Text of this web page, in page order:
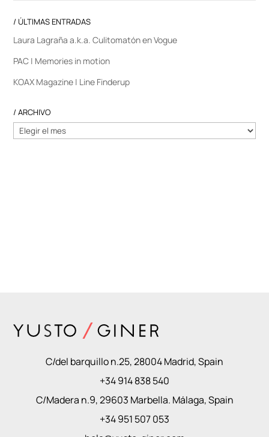
/ ÚLTIMAS ENTRADAS
Laura Lagraña a.k.a. Culitomatón en Vogue
PAC | Memories in motion
KOAX Magazine | Line Finderup
/ ARCHIVO
C/del barquillo n.25, 28004 Madrid, Spain
+34 914 838 540
C/Madera n.9, 29603 Marbella. Málaga, Spain
+34 951 507 053